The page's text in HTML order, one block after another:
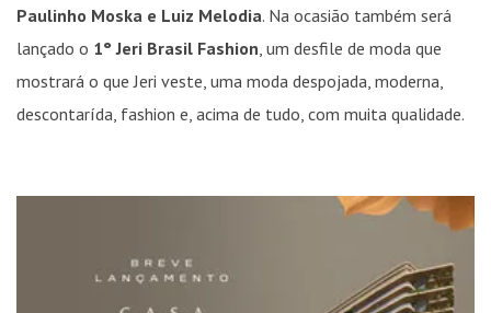
Paulinho Moska e Luiz Melodia. Na ocasião também será
lançado o 1° Jeri Brasil Fashion, um desfile de moda que
mostrará o que Jeri veste, uma moda despojada, moderna,
descontarída, fashion e, acima de tudo, com muita qualidade.